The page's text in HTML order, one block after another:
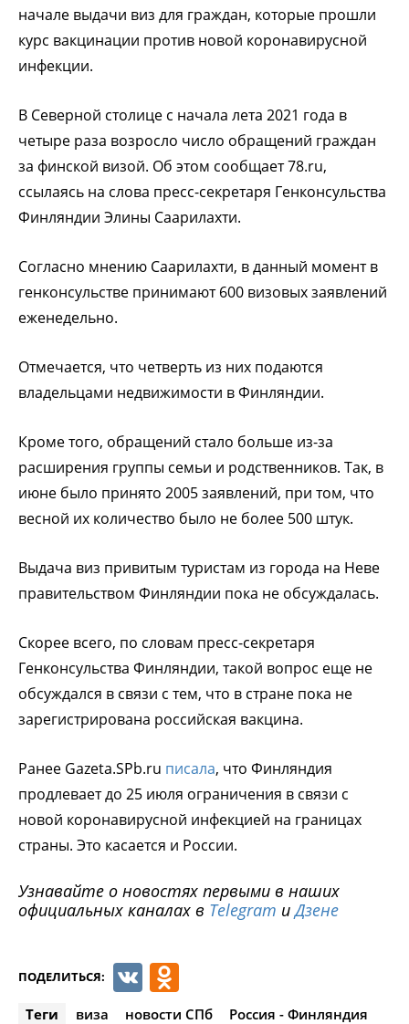
начале выдачи виз для граждан, которые прошли
курс вакцинации против новой коронавирусной
инфекции.
В Северной столице с начала лета 2021 года в
четыре раза возросло число обращений граждан
за финской визой. Об этом сообщает 78.ru,
ссылаясь на слова пресс-секретаря Генконсульства
Финляндии Элины Саарилахти.
Согласно мнению Саарилахти, в данный момент в
генконсульстве принимают 600 визовых заявлений
еженедельно.
Отмечается, что четверть из них подаются
владельцами недвижимости в Финляндии.
Кроме того, обращений стало больше из-за
расширения группы семьи и родственников. Так, в
июне было принято 2005 заявлений, при том, что
весной их количество было не более 500 штук.
Выдача виз привитым туристам из города на Неве
правительством Финляндии пока не обсуждалась.
Скорее всего, по словам пресс-секретаря
Генконсульства Финляндии, такой вопрос еще не
обсуждался в связи с тем, что в стране пока не
зарегистрирована российская вакцина.
Ранее Gazeta.SPb.ru писала, что Финляндия
продлевает до 25 июля ограничения в связи с
новой коронавирусной инфекцией на границах
страны. Это касается и России.
Узнавайте о новостях первыми в наших
официальных каналах в Telegram иДзене
ПОДЕЛИТЬСЯ: VK
Теги виза новости СПб Россия - Финляндия